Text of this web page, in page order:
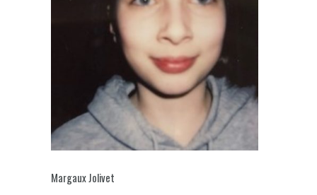
Margaux Jolivet